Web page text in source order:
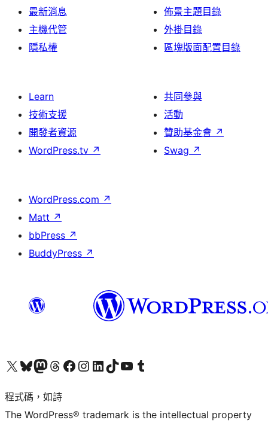
最新消息
主機代管
隱私權
佈景主題目錄
外掛目錄
區塊版面配置目錄
Learn
技術支援
開發者資源
WordPress.tv ↗
共同參與
活動
贊助基金會 ↗
Swag ↗
WordPress.com ↗
Matt ↗
bbPress ↗
BuddyPress ↗
查看我們的 X (之前的 Twitter) 帳號造訪我們的 Bluesky 帳號造訪我們的 Mastodon 帳號造訪我們的 Threads 帳號 造訪我們的 Facebook 粉絲專頁Visit our Instagram account
Visit our LinkedIn account
造訪我們的 TikTok 帳號Visit our YouTube channel
造訪我們的 Tumblr 帳號
程式碼，如詩
The WordPress® trademark is the intellectual property